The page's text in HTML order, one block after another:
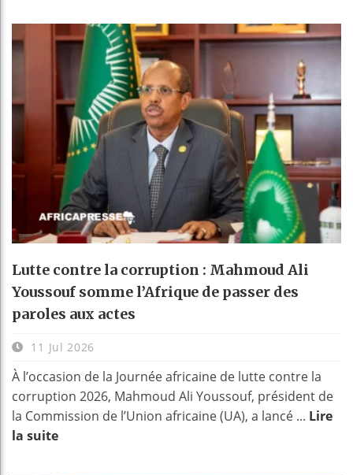
Lutte contre la corruption : Mahmoud Ali
Youssouf somme l’Afrique de passer des
paroles aux actes
11 Jul 2026
À l’occasion de la Journée africaine de lutte contre la
corruption 2026, Mahmoud Ali Youssouf, président de
la Commission de l’Union africaine (UA), a lancé ... Lire
la suite